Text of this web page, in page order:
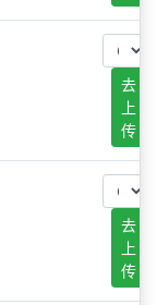
去
上
传
去
上
传